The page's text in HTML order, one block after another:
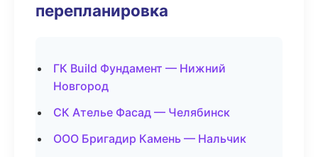
перепланировка
ГК Build Фундамент — Нижний
Новгород
СК Ателье Фасад — Челябинск
ООО Бригадир Камень — Нальчик